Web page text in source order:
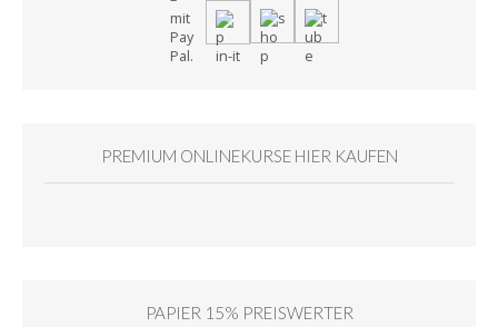
PREMIUM ONLINEKURSE HIER KAUFEN
PAPIER 15% PREISWERTER